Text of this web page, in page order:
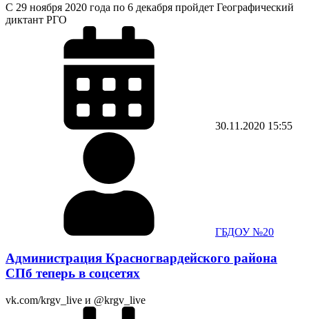
С 29 ноября 2020 года по 6 декабря пройдет Географический
диктант РГО
30.11.2020 15:55
ГБДОУ №20
Администрация Красногвардейского района
СПб теперь в соцсетях
vk.com/krgv_live и @krgv_live